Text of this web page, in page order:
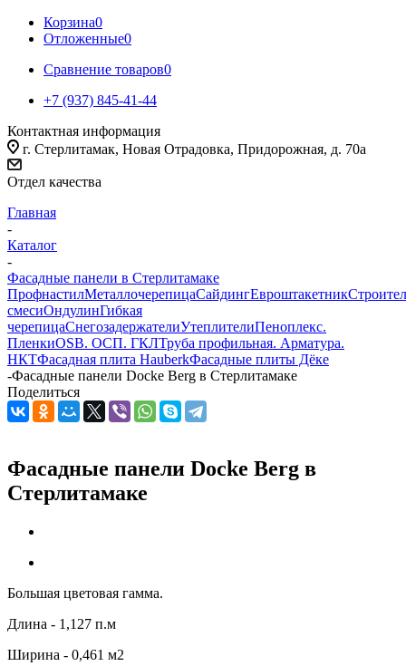
Корзина0
Отложенные0
Сравнение товаров0
+7 (937) 845-41-44
Контактная информация
г. Стерлитамак, Новая Отрадовка, Придорожная, д. 70а
Отдел качества
Главная
-
Каталог
-
Фасадные панели в Стерлитамаке
ПрофнастилМеталлочерепицаСайдингЕвроштакетник
смесиОндулинГибкая
черепицаСнегозадержателиУтеплителиПеноплекс.
ПленкиOSB. ОСП. ГКЛТруба профильная. Арматура.
НКТФасадная плита HauberkФасадные плиты Дёке
-Фасадные панели Dockе Berg в Стерлитамаке
Поделиться
Фасадные панели Dockе Berg в
Стерлитамаке
Большая цветовая гамма.
Длина - 1,127 п.м
Ширина - 0,461 м2